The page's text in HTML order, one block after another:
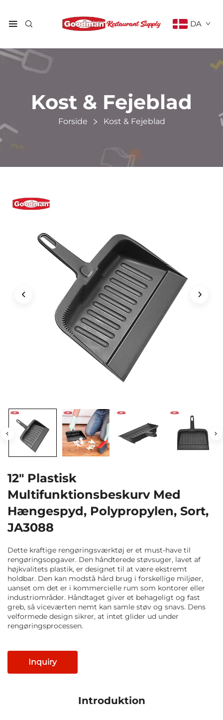
DA
Kost & Fejeblad
Forside Kost & Fejeblad
12" Plastisk
Multifunktionsbeskurv Med
Hængespyd, Polypropylen, Sort,
JA3088
Dette kraftige rengøringsværktøj er et must-have til
rengøringsopgaver. Den håndterede støvsuger, lavet af
højkvalitets plastik, er designet til at være ekstremt
holdbar. Den kan modstå hård brug i forskellige miljøer,
uanset om det er i kommercielle rum som kontorer eller
industriområder. Håndtaget giver et behageligt og fast
greb, så viceværten nemt kan samle støv og snavs. Dens
velformede design sikrer, at intet glider ud under
rengøringsprocessen.
Inquiry
Introduktion